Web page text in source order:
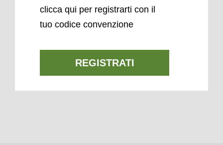
clicca qui per registrarti con il
tuo codice convenzione
REGISTRATI